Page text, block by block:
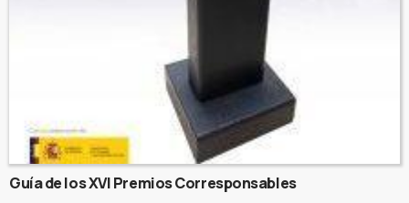
Guía de los XVI Premios Corresponsables